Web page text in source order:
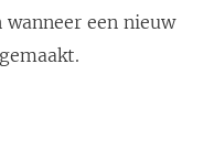
een nieuw